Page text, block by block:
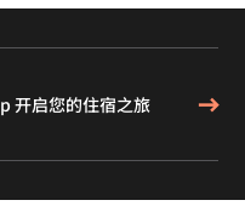
开启您的住宿之旅